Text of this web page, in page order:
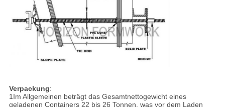
Verpackung:
1Im Allgemeinen beträgt das Gesamtnettogewicht eines
geladenen Containers 22 bis 26 Tonnen, was vor dem Laden